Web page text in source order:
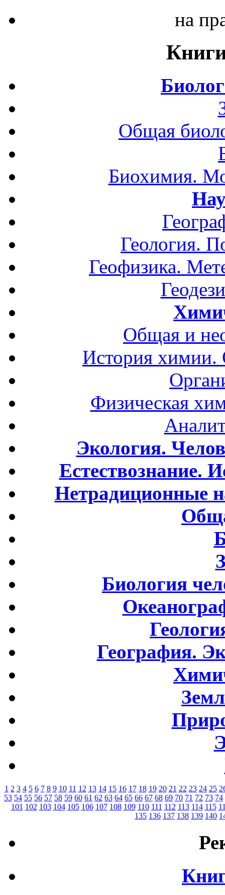
на
Общая
Биохимия.
Геология.
Геофизика.
Общая и
История
Физическая
Экология.
Естествознание.
Нетрадиционные
Биология
География.
1 2 3 4 5 6 7 8 9 10 11 12 13 14 15 16 17 18 19 20 21 22 23 24 25
53 54 55 56 57 58 59 60 61 62 63 64 65 66 67 68 69 70 71 72 73 74
101 102 103 104 105 106 107 108 109 110 111 112 113 114 115
135 136 137 138 139 140